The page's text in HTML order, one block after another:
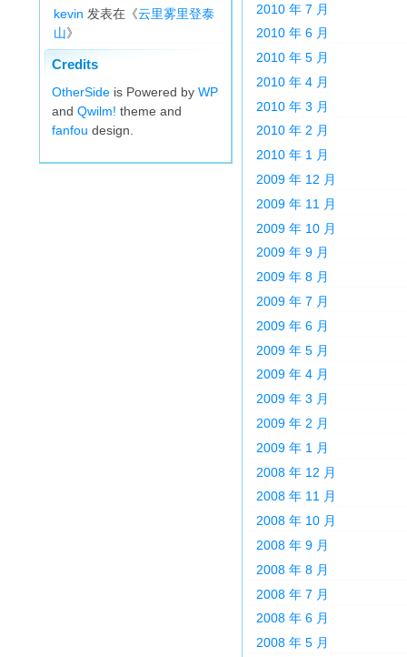
kevin 发表在《云里雾里登泰
山》
Credits
OtherSide is Powered by WP
and Qwilm! theme and
fanfou design.
2010 年 7 月
2010 年 6 月
2010 年 5 月
2010 年 4 月
2010 年 3 月
2010 年 2 月
2010 年 1 月
2009 年 12 月
2009 年 11 月
2009 年 10 月
2009 年 9 月
2009 年 8 月
2009 年 7 月
2009 年 6 月
2009 年 5 月
2009 年 4 月
2009 年 3 月
2009 年 2 月
2009 年 1 月
2008 年 12 月
2008 年 11 月
2008 年 10 月
2008 年 9 月
2008 年 8 月
2008 年 7 月
2008 年 6 月
2008 年 5 月